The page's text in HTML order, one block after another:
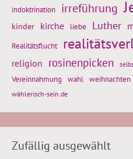
indoktrination irreführung
kinder kirche liebe Luther
Realitätsflucht
religion rosinenpicken
Vereinnahmung wahl weihnachten
wählerisch-sein.de
Zufällig ausgewählt